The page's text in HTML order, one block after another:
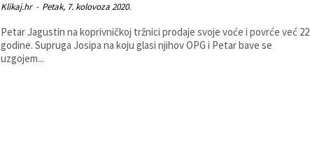
Klikaj.hr - Petak, 7. kolovoza 2020.
Petar Jagustin na koprivničkoj tržnici prodaje svoje voće i povrće već 22
godine. Supruga Josipa na koju glasi njihov OPG i Petar bave se
uzgojem...